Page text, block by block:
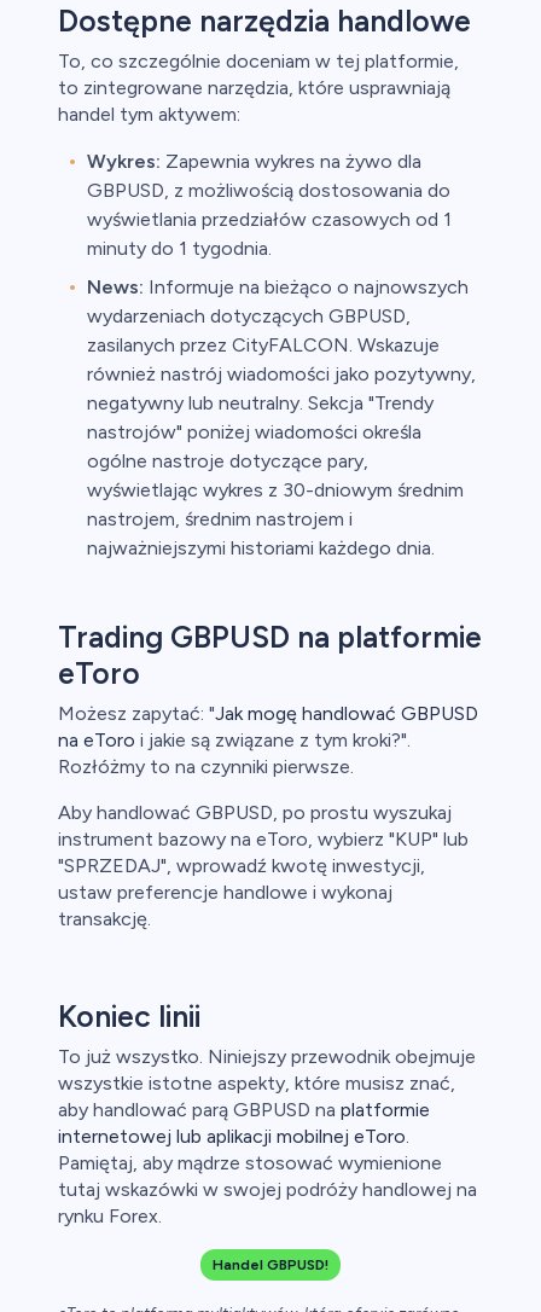
Dostępne narzędzia handlowe
To, co szczególnie doceniam w tej platformie,
to zintegrowane narzędzia, które usprawniają
handel tym aktywem:
Wykres: Zapewnia wykres na żywo dla
GBPUSD, z możliwością dostosowania do
wyświetlania przedziałów czasowych od 1
minuty do 1 tygodnia.
News: Informuje na bieżąco o najnowszych
wydarzeniach dotyczących GBPUSD,
zasilanych przez CityFALCON. Wskazuje
również nastrój wiadomości jako pozytywny,
negatywny lub neutralny. Sekcja "Trendy
nastrojów" poniżej wiadomości określa
ogólne nastroje dotyczące pary,
wyświetlając wykres z 30-dniowym średnim
nastrojem, średnim nastrojem i
najważniejszymi historiami każdego dnia.
Trading GBPUSD na platformie
eToro
Możesz zapytać: "Jak mogę handlować GBPUSD
na eToro i jakie są związane z tym kroki?".
Rozłóżmy to na czynniki pierwsze.
Aby handlować GBPUSD, po prostu wyszukaj
instrument bazowy na eToro, wybierz "KUP" lub
"SPRZEDAJ", wprowadź kwotę inwestycji,
ustaw preferencje handlowe i wykonaj
transakcję.
Koniec linii
To już wszystko. Niniejszy przewodnik obejmuje
wszystkie istotne aspekty, które musisz znać,
aby handlować parą GBPUSD na platformie
internetowej lub aplikacji mobilnej eToro
Pamiętaj, aby mądrze stosować wymienione
tutaj wskazówki w swojej podróży handlowej na
rynku Forex.
Handel GBPUSD!